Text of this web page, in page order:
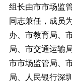
组长由市市场监
同志兼任，成员
办、市教育局、
局、市交通运输
市市场监管局、
局、人民银行深